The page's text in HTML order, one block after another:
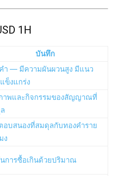
1H
บันทึก
ำ — มีความผันผวนสูง มีแนว
ข็งแกร่ง
พและกิจกรรมของสัญญาณที่
อบสนองที่สมดุลกับทองคำราย
ง
การซื้อเกินด้วยปริมาณ